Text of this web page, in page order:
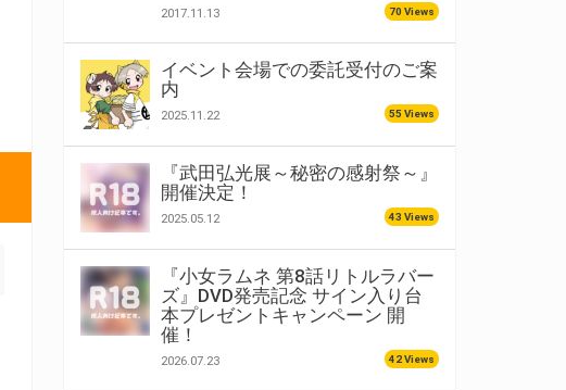
2017.11.13 70 Views
イベント会場での委託受付のご案
内
2025.11.22 55 Views
『武田弘光展～秘密の感射祭～』
開催決定！
2025.05.12 43 Views
『小女ラムネ 第8話リトルラバー
ズ』DVD発売記念 サイン入り台
本プレゼントキャンペーン 開
催！
2026.07.23 42 Views